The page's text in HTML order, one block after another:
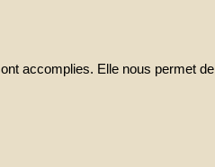
accomplies. Elle nous permet de